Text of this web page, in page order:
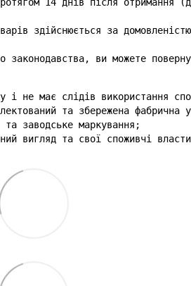
14 днів після отримання
здійснюється за
законодавства, ви можете
і не має слідів використання
та збережена фабрична
та заводське маркування;
вигляд та свої споживчі